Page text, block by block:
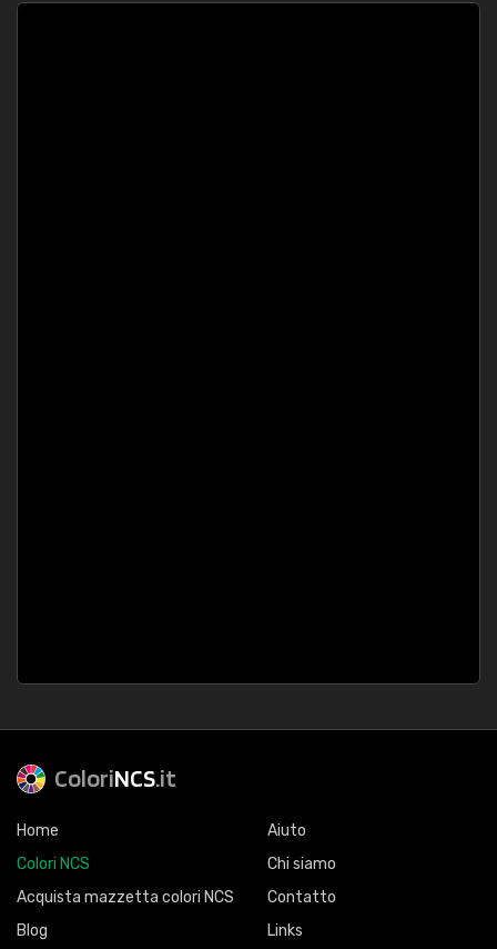
ColoriNCS.it
Home
Colori NCS
Acquista mazzetta colori NCS
Blog
Aiuto
Chi siamo
Contatto
Links